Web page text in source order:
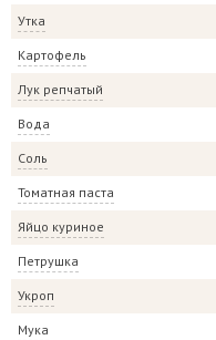
Утка
Картофель
Лук репчатый
Вода
Соль
Томатная паста
Яйцо куриное
Петрушка
Укроп
Мука